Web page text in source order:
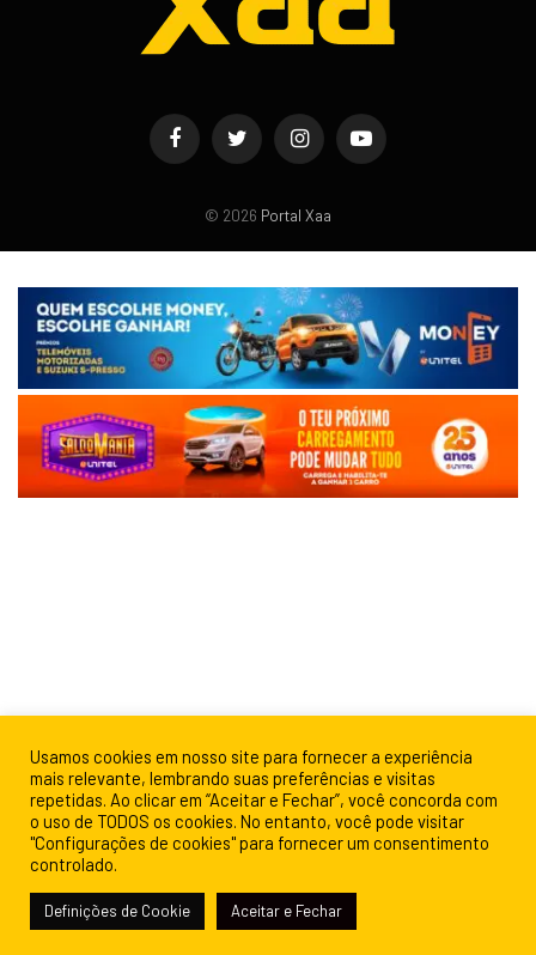
FacebookTwitter InstagramYouTube
© 2026 Portal Xaa
Usamos cookies em nosso site para fornecer a experiência
mais relevante, lembrando suas preferências e visitas
repetidas. Ao clicar em “Aceitar e Fechar”, você concorda com
o uso de TODOS os cookies. No entanto, você pode visitar
"Configurações de cookies" para fornecer um consentimento
controlado.
Definições de Cookie Aceitar e Fechar